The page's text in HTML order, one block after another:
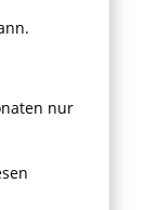
nur